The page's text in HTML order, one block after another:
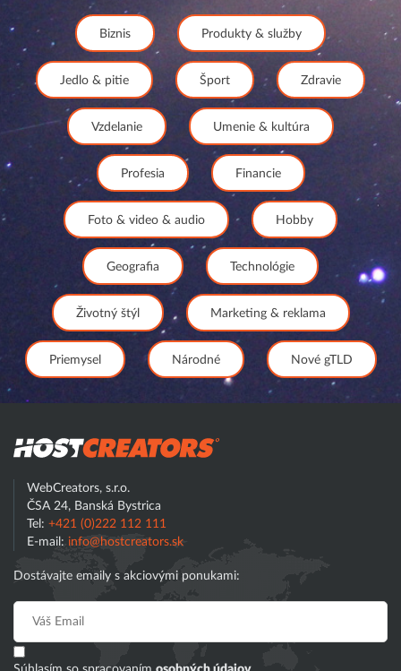
Biznis Produkty & služby
Jedlo & pitie Šport Zdravie
Vzdelanie Umenie & kultúra
Profesia Financie
Foto & video & audio Hobby
Geografia Technológie
Životný štýl Marketing & reklama
Priemysel Národné Nové gTLD
WebCreators, s.r.o.
ČSA 24, Banská Bystrica
Tel: +421 (0)222 112 111
E-mail: info@hostcreators.sk
Dostávajte emaily s akciovými ponukami: